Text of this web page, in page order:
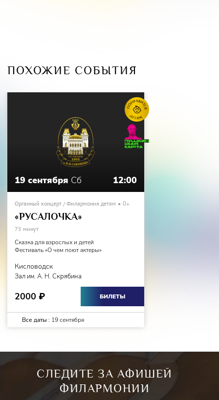
ПОХОЖИЕ СОБЫТИЯ
19 сентября Сб 12:00
Органный концерт / Филармония детям 0+
«РУСАЛОЧКА»
75 минут
Сказка для взрослых и детей
Фестиваль «О чем поют актеры»
Кисловодск
Зал им. А. Н. Скрябина
2000 ₽ БИЛЕТЫ
Все даты : 19 сентября
СЛЕДИТЕ ЗА АФИШЕЙ
ФИЛАРМОНИИ